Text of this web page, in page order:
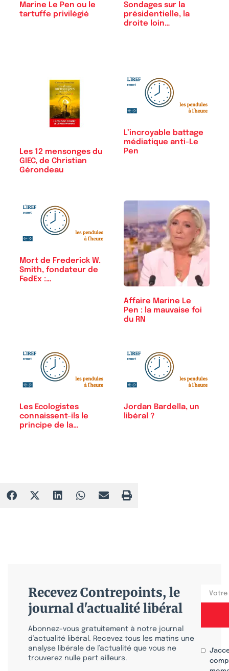
Marine Le Pen ou le
tartuffe privilégié
Sondages sur la
présidentielle, la
droite loin…
Les 12 mensonges du
GIEC, de Christian
Gérondeau
L’incroyable battage
médiatique anti-Le
Pen
Mort de Frederick W.
Smith, fondateur de
FedEx :…
Affaire Marine Le
Pen : la mauvaise foi
du RN
Les Ecologistes
connaissent-ils le
principe de la…
Jordan Bardella, un
libéral ?
Recevez Contrepoints, le
journal d'actualité libéral
Abonnez-vous gratuitement à notre journal
d’actualité libéral. Recevez tous les matins une
analyse libérale de l’actualité que vous ne
trouverez nulle part ailleurs.